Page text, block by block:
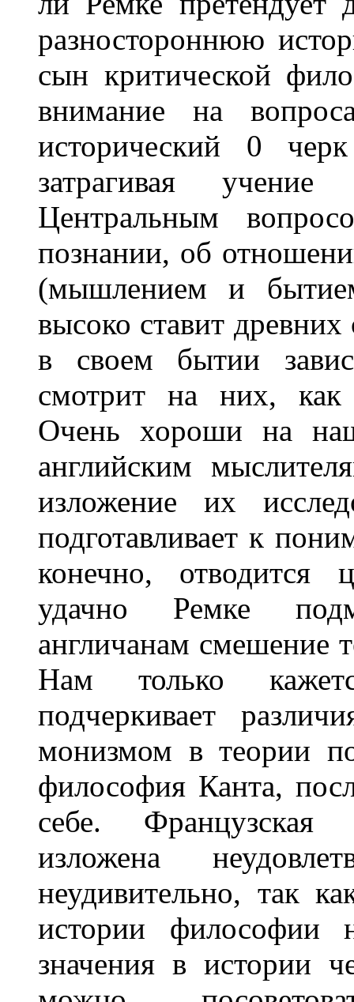
разностороннюю
сын критической
внимание на
исторический 0
затрагивая
Центральным
познании, об
(мышлением и
высоко ставит
в своем бытии
смотрит на них, как
Очень хороши на
английским
изложение их
подготавливает к
конечно, отводится
удачно Ремке
англичанам смешение
Нам только
подчеркивает
монизмом в теории
философия Канта,
себе. Французская
изложена
неудивительно, так
истории философии
значения в истории